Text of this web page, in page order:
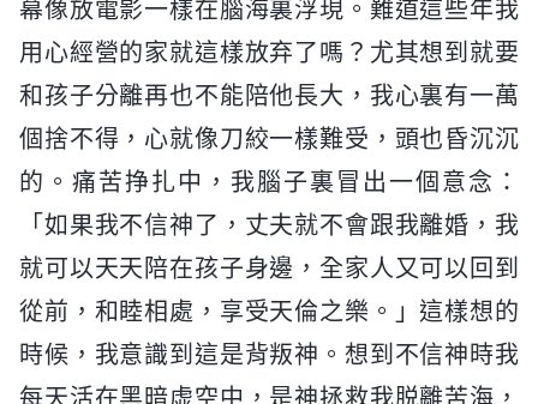
幕像放電影一樣在腦海裏浮現。難道這些年我
用心經營的家就這樣放弃了嗎？尤其想到就要
和孩子分離再也不能陪他長大，我心裏有一萬
個捨不得，心就像刀絞一樣難受，頭也昏沉沉
的。痛苦挣扎中，我腦子裏冒出一個意念：
「如果我不信神了，丈夫就不會跟我離婚，我
就可以天天陪在孩子身邊，全家人又可以回到
從前，和睦相處，享受天倫之樂。」這樣想的
時候，我意識到這是背叛神。想到不信神時我
每天活在黑暗虚空中，是神拯救我脱離苦海，